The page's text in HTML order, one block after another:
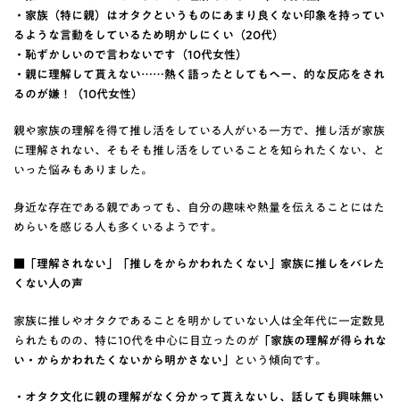
・家族（特に親）はオタクというものにあまり良くない印象を持ってい
るような言動をしているため明かしにくい（20代）
・恥ずかしいので言わないです（10代女性）
・親に理解して貰えない……熱く語ったとしてもへー、的な反応をされ
るのが嫌！（10代女性）
親や家族の理解を得て推し活をしている人がいる一方で、推し活が家族
に理解されない、そもそも推し活をしていることを知られたくない、と
いった悩みもありました。
身近な存在である親であっても、自分の趣味や熱量を伝えることにはた
めらいを感じる人も多くいるようです。
■「理解されない」「推しをからかわれたくない」家族に推しをバレた
くない人の声
家族に推しやオタクであることを明かしていない人は全年代に一定数見
られたものの、特に10代を中心に目立ったのが 「家族の理解が得られな
い・からかわれたくないから明かさない」
という傾向です。
・オタク文化に親の理解がなく分かって貰えないし、話しても興味無い